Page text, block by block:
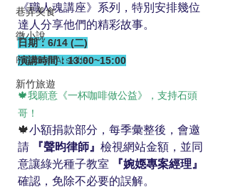
巷弄美食
微小說
Practical AI skills
新竹旅遊
《職人魂講座》系列，特別安排幾位
達人分享他們的精彩故事。
日期：6/14 (二)
演講時間：13:00~15:00
🍁我願意《一杯咖啡做公益》，支持石頭
哥！
🍁小額捐款部分，每季彙整後，會邀
請
『聲昀律師』 檢視網站金額，並同
意讓綠光種子教室
『婉嫕專案經理』
確認，免除不必要的誤解。